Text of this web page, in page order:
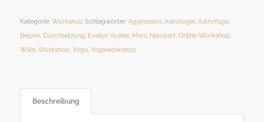
Kategorie: Workshop Schlagwörter: Aggression, Astrologie, AstroYoga,
Beginn, Durchsetzung, Evelyn Vysher, Mars, Neustart, Online Workshop,
Wille, Workshop, Yoga, Yogaworkshop
Beschreibung